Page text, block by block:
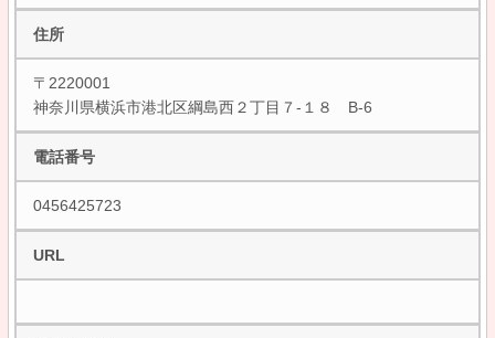
住所
〒2220001
神奈川県横浜市港北区綱島西２丁目７-１８ B-6
電話番号
0456425723
URL